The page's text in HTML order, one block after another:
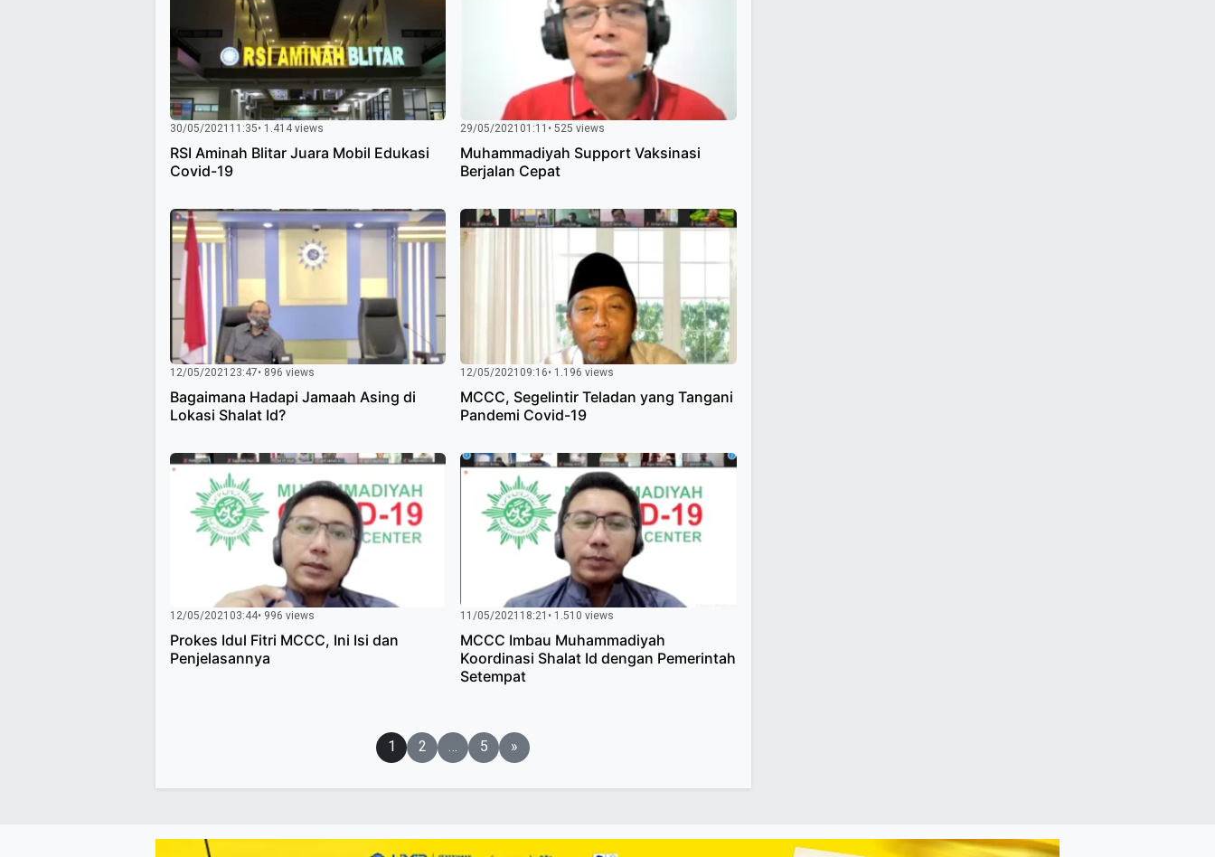
30/05/2021 11:35• 1.414 views
RSI Aminah Blitar Juara Mobil Edukasi
Covid-19
29/05/202101:11 • 525 views
Muhammadiyah Support Vaksinasi
Berjalan Cepat
12/05/2021 23:47• 896 views
Bagaimana Hadapi Jamaah Asing di
Lokasi Shalat Id?
12/05/202109:16• 1.196 views
MCCC, Segelintir Teladan yang Tangani
Pandemi Covid-19
12/05/202103:44• 996 views
Prokes Idul Fitri MCCC, Ini Isi dan
Penjelasannya
11/05/2021 18:21 • 1.510 views
MCCC Imbau Muhammadiyah
Koordinasi Shalat Id dengan Pemerintah
Setempat
1 2 … 5 »